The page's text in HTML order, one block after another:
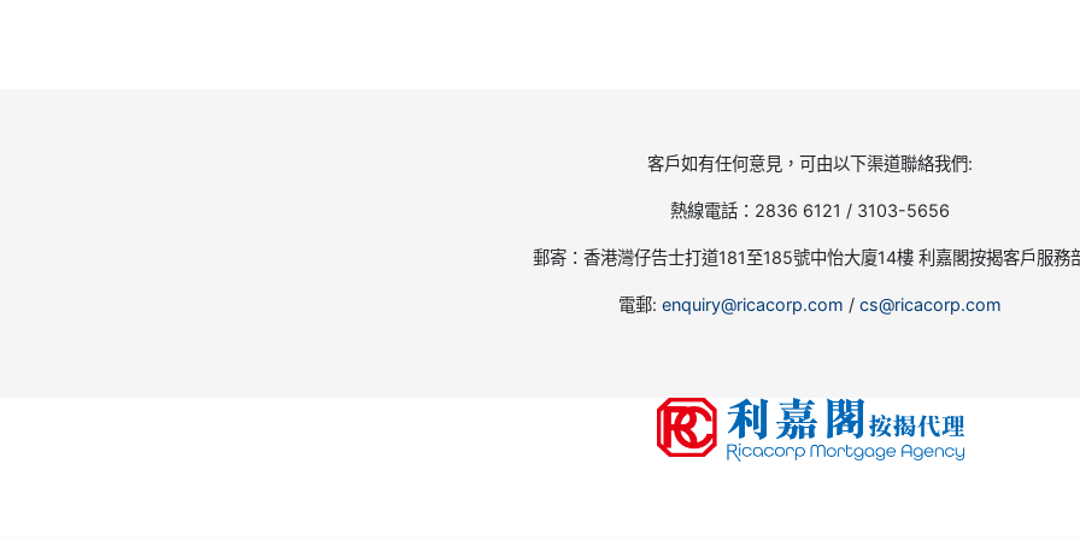
客戶如有任何意見，可由以下渠道聯絡我們:
熱線電話：2836 6121 / 3103-5656
郵寄：香港灣仔告士打道181至185號中怡大廈14樓 利嘉閣按揭客戶服務
電郵: enquiry@ricacorp.com / cs@ricacorp.com